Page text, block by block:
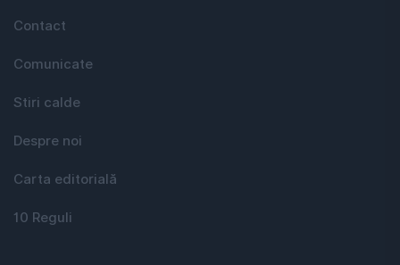
Contact
Comunicate
Stiri calde
Despre noi
Carta editorială
10 Reguli